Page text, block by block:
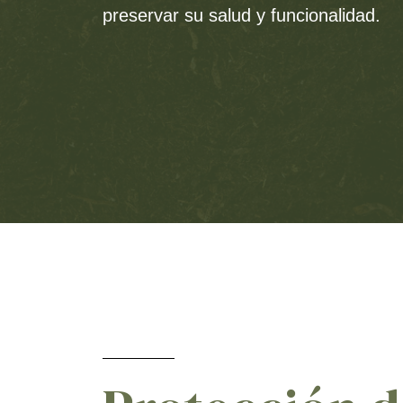
preservar su salud y funcionalidad.